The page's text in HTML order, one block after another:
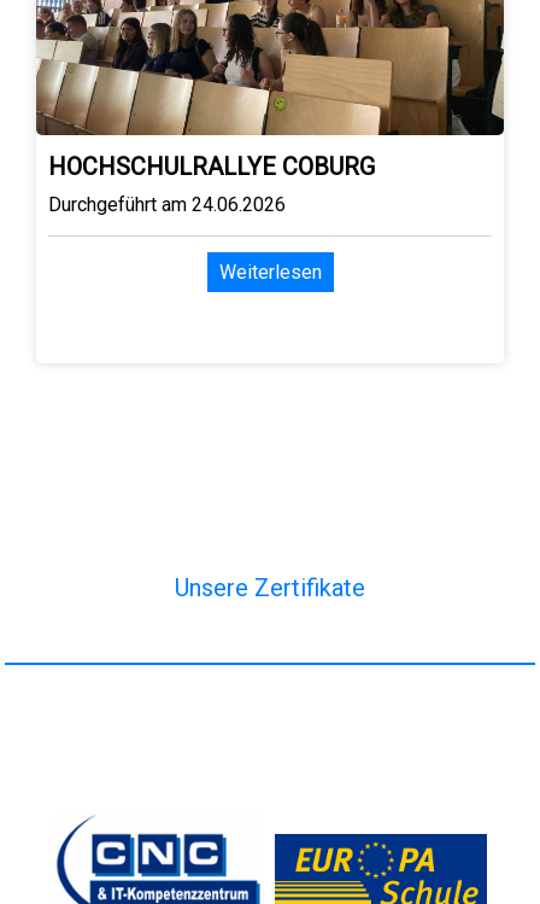
HOCHSCHULRALLYE COBURG
Durchgeführt am 24.06.2026
Weiterlesen
Unsere Zertifikate